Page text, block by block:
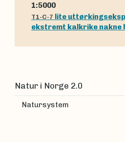
1:5000
T1-C-7 lite
ekstremt kalkrike nakne
Natur i Norge 2.0
Natursystem